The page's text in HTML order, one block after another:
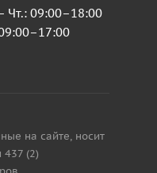
Чт.: 09:00–18:00
на сайте, носит
(2)